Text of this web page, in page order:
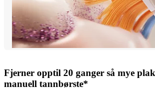
Fjerner opptil 20 ganger så mye
manuell tannbørste*